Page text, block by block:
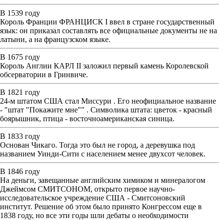
В 1539 году
Король Франции ФРАНЦИСК I ввел в стране государственный
язык: он приказал составлять все официальные документы не на
латыни, а на французском языке.
В 1675 году
Король Англии КАРЛ II заложил первый камень Королевской
обсерватории в Гринвиче.
В 1821 году
24-м штатом США стал Миссури . Его неофициальное название
- "штат "Покажите мне"" . Символика штата: цветок - красный
боярышник, птица - восточноамериканская синица.
В 1833 году
Основан Чикаго. Тогда это был не город, а деревушка под
названием Уинди-Сити с населением менее двухсот человек.
В 1846 году
На деньги, завещанные английским химиком и минералогом
Джеймсом СМИТСОНОМ, открыто первое научно-
исследовательское учреждение США - Смитсоновский
институт. Решение об этом было принято Конгрессом еще в
1838 году, но все эти годы шли дебаты о необходимости